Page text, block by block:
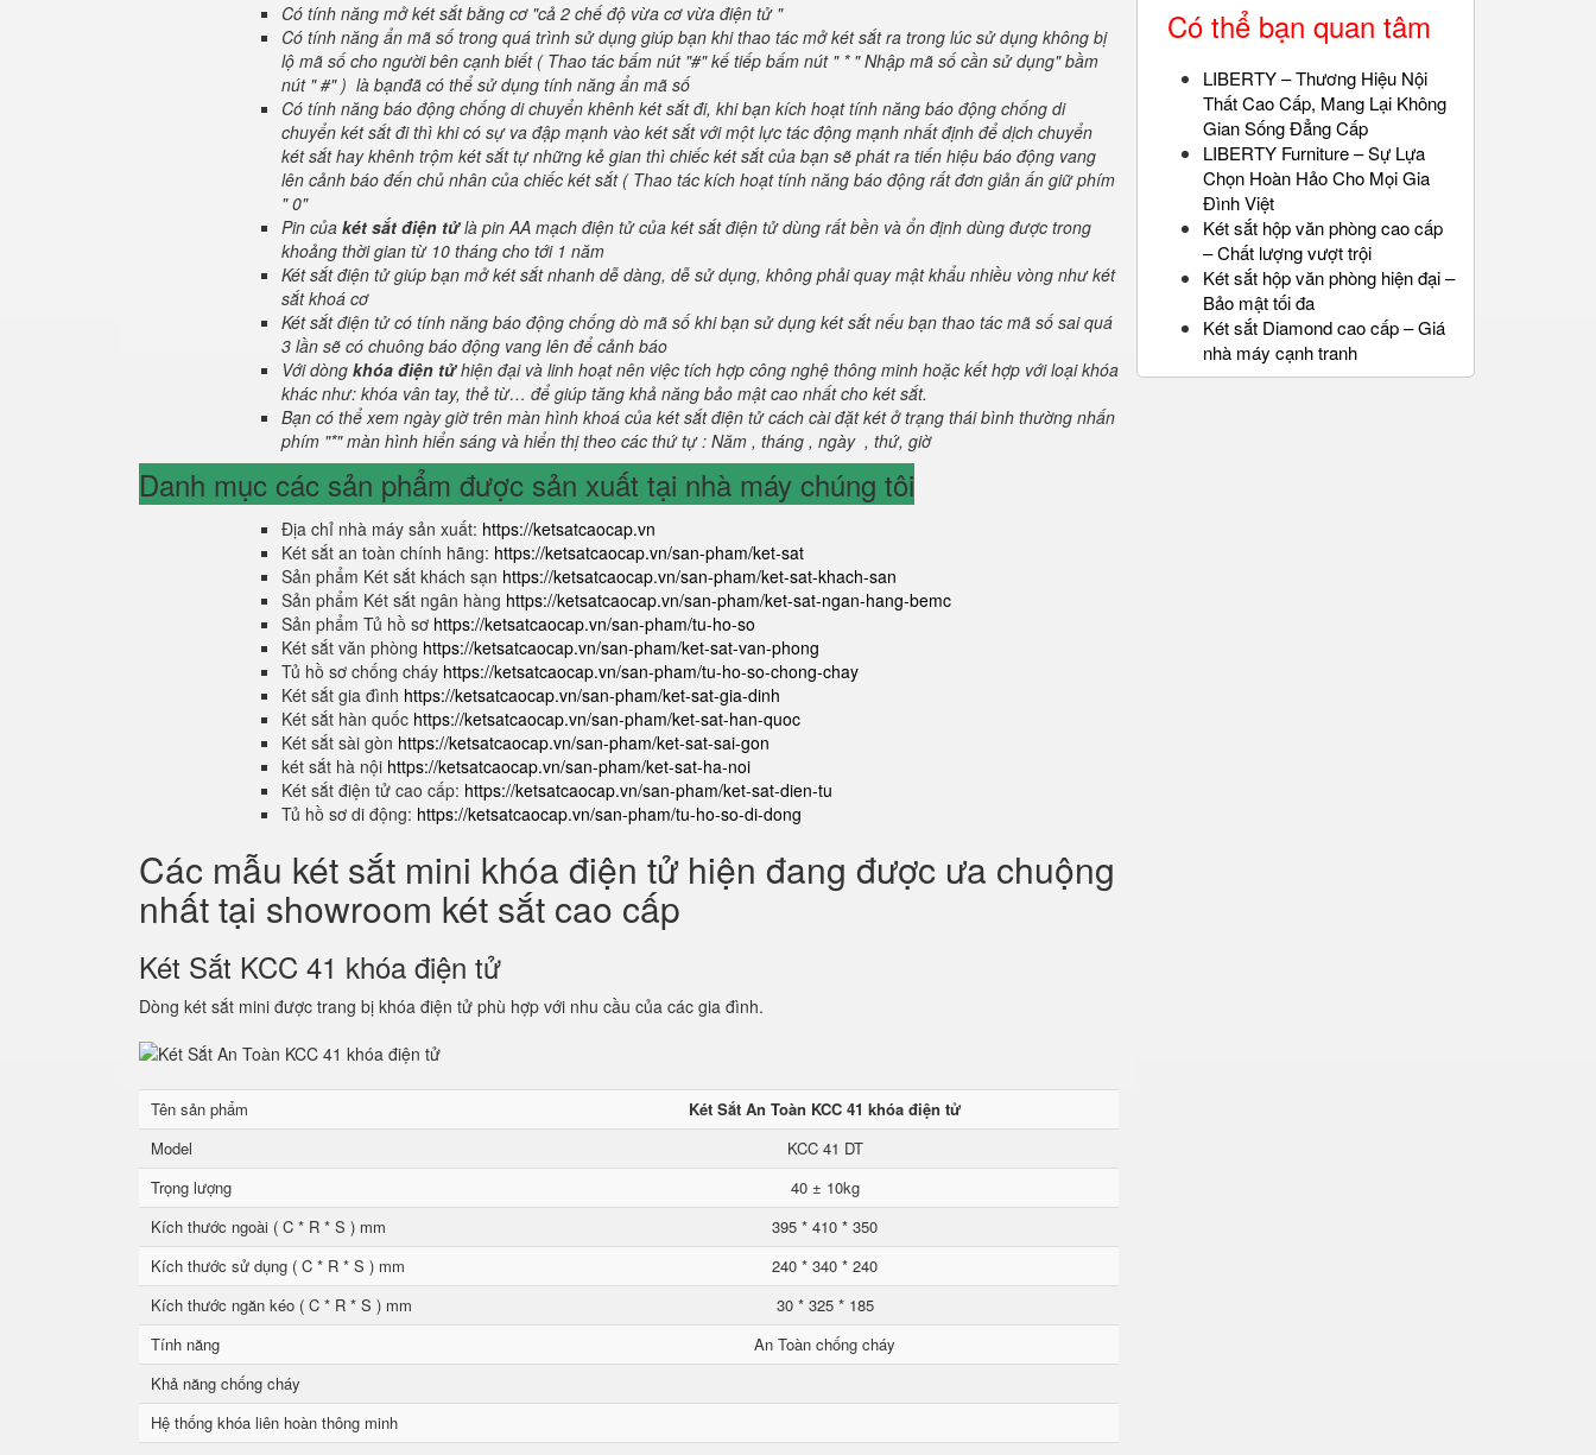
Có tính năng mở két sắt bằng cơ "cả 2 chế độ vừa cơ vừa điện tử "
Có tính năng ẩn mã số trong quá trình sử dụng giúp bạn khi thao tác mở két sắt ra trong lúc sử dụng không bị
lộ mã số cho người bên cạnh biết ( Thao tác bấm nút "#" kế tiếp bấm nút " * " Nhập mã số cần sử dụng" bầm
nút " #" ) là bạnđã có thể sử dụng tính năng ẩn mã số
Có tính năng báo động chống di chuyển khênh két sắt đi, khi bạn kích hoạt tính năng báo động chống di
chuyển két sắt đi thì khi có sự va đập mạnh vào két sắt với một lực tác động mạnh nhất định để dịch chuyển
két sắt hay khênh trộm két sắt tự những kẻ gian thì chiếc két sắt của bạn sẽ phát ra tiến hiệu báo động vang
lên cảnh báo đến chủ nhân của chiếc két sắt ( Thao tác kích hoạt tính năng báo động rất đơn giản ấn giữ phím
" 0"
Pin của két sắt điện tửlà pin AA mạch điện tử của két sắt điện tử dùng rất bền và ổn định dùng được trong
khoảng thời gian từ 10 tháng cho tới 1 năm
Két sắt điện tử giúp bạn mở két sắt nhanh dễ dàng, dễ sử dụng, không phải quay mật khẩu nhiều vòng như két
sắt khoá cơ
Két sắt điện tử có tính năng báo động chống dò mã số khi bạn sử dụng két sắt nếu bạn thao tác mã số sai quá
3 lần sẽ có chuông báo động vang lên để cảnh báo
Với dòng khóa điện tửhiện đại và linh hoạt nên việc tích hợp công nghệ thông minh hoặc kết hợp với loại khóa
khác như: khóa vân tay, thẻ từ… để giúp tăng khả năng bảo mật cao nhất cho két sắt.
Bạn có thể xem ngày giờ trên màn hình khoá của két sắt điện tử cách cài đặt két ở trạng thái bình thường nhấn
phím "*" màn hình hiển sáng và hiển thị theo các thứ tự : Năm , tháng , ngày , thứ, giờ
Danh mục các sản phẩm được sản xuất tại nhà máy chúng tôi
Địa chỉ nhà máy sản xuất: https://ketsatcaocap.vn
Két sắt an toàn chính hãng: https://ketsatcaocap.vn/san-pham/ket-sat
Sản phẩm Két sắt khách sạn https://ketsatcaocap.vn/san-pham/ket-sat-khach-san
Sản phẩm Két sắt ngân hàng https://ketsatcaocap.vn/san-pham/ket-sat-ngan-hang-bemc
Sản phẩm Tủ hồ sơ https://ketsatcaocap.vn/san-pham/tu-ho-so
Két sắt văn phòng https://ketsatcaocap.vn/san-pham/ket-sat-van-phong
Tủ hồ sơ chống cháy https://ketsatcaocap.vn/san-pham/tu-ho-so-chong-chay
Két sắt gia đình https://ketsatcaocap.vn/san-pham/ket-sat-gia-dinh
Két sắt hàn quốc https://ketsatcaocap.vn/san-pham/ket-sat-han-quoc
Két sắt sài gòn https://ketsatcaocap.vn/san-pham/ket-sat-sai-gon
két sắt hà nội https://ketsatcaocap.vn/san-pham/ket-sat-ha-noi
Két sắt điện tử cao cấp: https://ketsatcaocap.vn/san-pham/ket-sat-dien-tu
Tủ hồ sơ di động: https://ketsatcaocap.vn/san-pham/tu-ho-so-di-dong
Các mẫu két sắt mini khóa điện tử hiện đang được ưa chuộng
nhất tại showroom két sắt cao cấp
Két Sắt KCC 41 khóa điện tử
Dòng két sắt mini được trang bị khóa điện tử phù hợp với nhu cầu của các gia đình.
Tên sản phẩm
Két Sắt An Toàn KCC 41 khóa điện tử
Model
KCC 41 DT
Trọng lượng
40 ± 10kg
Kích thước ngoài ( C * R * S ) mm
395 * 410 * 350
Kích thước sử dụng ( C * R * S ) mm
240 * 340 * 240
Kích thước ngăn kéo ( C * R * S ) mm
30 * 325 * 185
Tính năng
An Toàn chống cháy
Khả năng chống cháy
Hệ thống khóa liên hoàn thông minh
Có thể bạn quan tâm
LIBERTY – Thương Hiệu Nội
Thất Cao Cấp, Mang Lại Không
Gian Sống Đẳng Cấp
LIBERTY Furniture – Sự Lựa
Chọn Hoàn Hảo Cho Mọi Gia
Đình Việt
Két sắt hộp văn phòng cao cấp
– Chất lượng vượt trội
Két sắt hộp văn phòng hiện đại –
Bảo mật tối đa
Két sắt Diamond cao cấp – Giá
nhà máy cạnh tranh